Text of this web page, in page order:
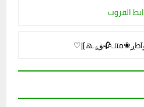
ابط القروب